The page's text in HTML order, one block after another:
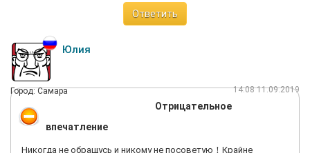
Ответить
Юлия
Город: Самара 14:08 11.09.2019
Отрицательное
впечатление
Никогда не обращусь и никому не посоветую！Крайне